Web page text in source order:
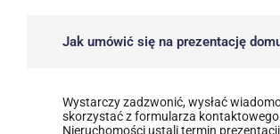
Jak umówić się na prezentację
Wystarczy zadzwonić, wysłać
skorzystać z formularza
Nieruchomości ustali termin